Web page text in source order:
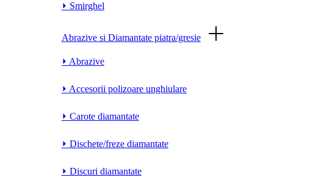
⏵ Smirghel
Abrazive si Diamantate piatra/gresie
⏵ Abrazive
⏵ Accesorii polizoare unghiulare
⏵ Carote diamantate
⏵ Dischete/freze diamantate
⏵ Discuri diamantate